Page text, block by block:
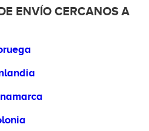
ENVÍO CERCANOS A